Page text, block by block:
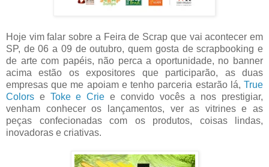
Hoje vim falar sobre a Feira de Scrap que vai acontecer em
SP, de 06 a 09 de outubro, quem gosta de scrapbooking e
de arte com papéis, não perca a oportunidade, no banner
acima estão os expositores que participarão, as duas
empresas que me apoiam e tenho parceria estarão lá, True
Colors e Toke e Crie e convido vocês a nos prestigiar,
venham conhecer os lançamentos, ver as vitrines e as
peças confecionadas com os produtos, coisas lindas,
inovadoras e criativas.